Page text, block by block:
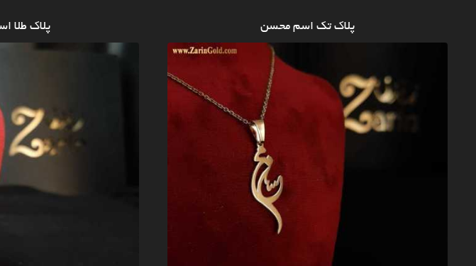
پلاک تک اسم محسن پلاک طلا